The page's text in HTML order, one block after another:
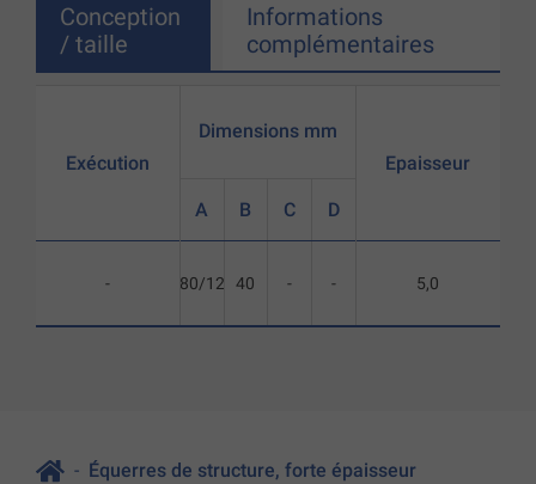
Conception
/ taille
Informations
complémentaires
Exécution
-
Dimensions mm
A B C D
180/120 40 - -
Epaisseur
5,0
Équerres de structure, forte épaisseur